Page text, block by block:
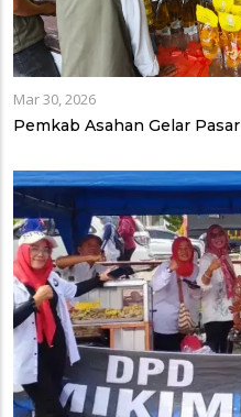
Mar 30, 2026
Pemkab Asahan Gelar